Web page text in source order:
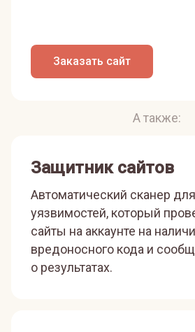
Заказать сайт
А также:
Защитник сайтов
Автоматический сканер
уязвимостей, который
сайты на аккаунте на
вредоносного кода и
о результатах.